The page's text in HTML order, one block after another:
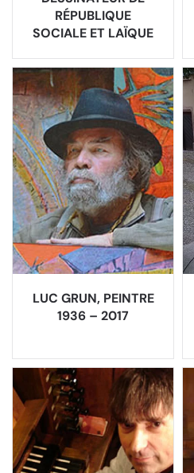
RÉPUBLIQUE
SOCIALE ET LAÏQUE
LUC GRUN, PEINTRE
1936 – 2017